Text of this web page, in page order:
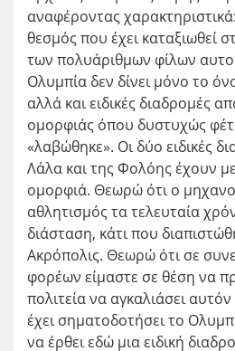
αναφέροντας
θεσμός που έχει καταξιωθεί
των πολυάριθμων φίλων
Ολυμπία δεν δίνει μόνο το
αλλά και ειδικές διαδρομές
ομορφιάς όπου δυστυχώς
«λαβώθηκε». Οι δύο ειδικές
Λάλα και της Φολόης έχουν
ομορφιά. Θεωρώ ότι ο
αθλητισμός τα τελευταία
διάσταση, κάτι που
Ακρόπολις. Θεωρώ ότι σε
φορέων είμαστε σε θέση να
πολιτεία να αγκαλιάσει
έχει σηματοδοτήσει το
να έρθει εδώ μια ειδική